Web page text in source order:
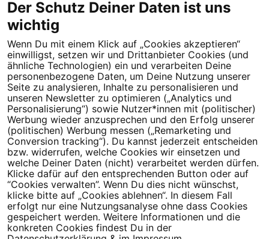
Dein Engagement macht den Unterschied. Schließe Dich 4,5
Millionen Menschen an.
Newsletter bestellen
Campact e.V.
IBAN DE95 2‍5‍1‍2 0‍5‍1‍0 6‍9‍8‍0 0‍0‍0‍0 0‍0
SozialBank
Direkt online spenden
NewsletterHilfe und
FAQKontakt DatenschutzImpressumCookie Einstellungen
Der Schutz Deiner Daten ist uns
wichtig
Wenn Du mit einem Klick auf „Cookies akzeptieren“
einwilligst, setzen wir und Drittanbieter Cookies (und
ähnliche Technologien) ein und verarbeiten Deine
personenbezogene Daten, um Deine Nutzung unserer
Seite zu analysieren, Inhalte zu personalisieren und
unseren Newsletter zu optimieren („Analytics und
Personalisierung“) sowie Nutzer*innen mit (politischer)
Werbung wieder anzusprechen und den Erfolg unserer
(politischen) Werbung messen („Remarketing und
Conversion tracking“). Du kannst jederzeit entscheiden
bzw. widerrufen, welche Cookies wir einsetzen und
welche Deiner Daten (nicht) verarbeitet werden dürfen.
Klicke dafür auf den entsprechenden Button oder auf
“Cookies verwalten”. Wenn Du dies nicht wünschst,
klicke bitte auf „Cookies ablehnen“. In diesem Fall
erfolgt nur eine Nutzungsanalyse ohne dass Cookies
gespeichert werden. Weitere Informationen und die
konkreten Cookies findest Du in der